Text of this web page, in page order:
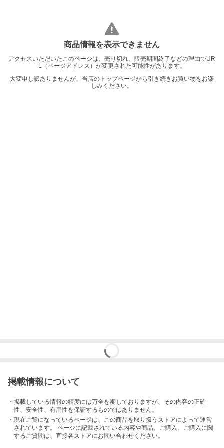
商品情報を表示できません
アクセスいただいたこのページは、売り切れ、販売期間終了などの理由でUR
L（ページアドレス）が変更された可能性があります。
大変申し訳ありませんが、当店のトップページから引き続きお買い物をお楽
しみください。
掲載情報について
・掲載している情報の精度には万全を期しておりますが、その内容の正確
性、安全性、有用性を保証するものではありません。
・現在ご覧になっているページは、この商品を取り扱うストアによって運営
されています。 ページに記載されている内容や商品、ご購入 、ご購入に関
するご質問は、直接各ストアにお問い合わせください。